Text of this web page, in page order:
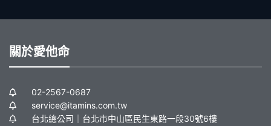
關於愛他命
02-2567-0687
service@itamins.com.tw
台北總公司｜台北市中山區民生東路一段30號6樓